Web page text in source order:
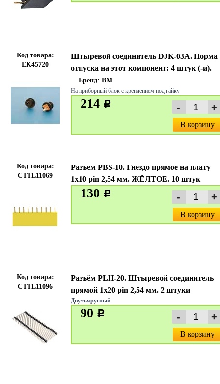
Код товара:
EK45720
Штыревой соединитель DJK-03A. Норма
отпуска на этот компонент: 4 штук (-и).
Бренд: BM
На приборный блок с креплением под гайку
214 c
В корзину
Код товара:
CTTL11069
Разъём PBS-10. Гнездо прямое на плату
1х10 pin 2,54 мм. ЖЁЛТОЕ. 10 штук
130 c
В корзину
Код товара:
CTTL11096
Разъём PLH-20. Штыревой соединитель
прямой 1х20 pin 2,54 мм. 2 штуки
Двухъярусный.
90 c
В корзину